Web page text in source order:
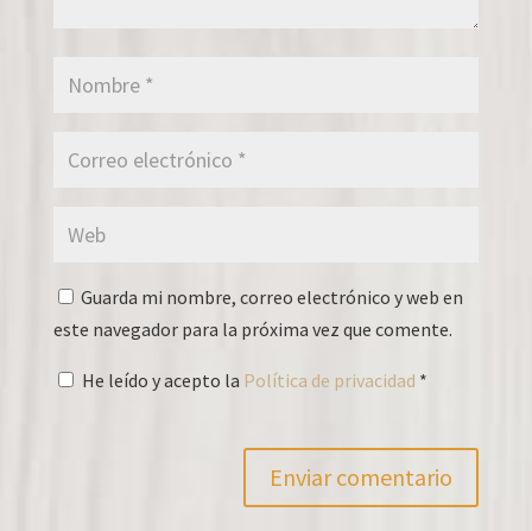
Guarda mi nombre, correo electrónico y web en
este navegador para la próxima vez que comente.
He leído y acepto la Política de privacidad *